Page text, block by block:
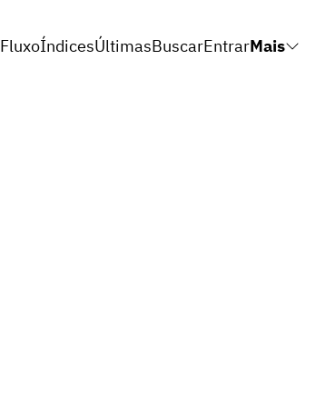
FluxoÍndicesÚltimasBuscarEntrarMais